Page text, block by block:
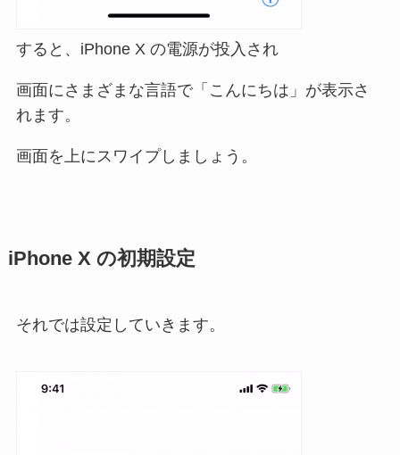
すると、iPhone X の電源が投入され
画面にさまざまな言語で「こんにちは」が表示さ
れます。
画面を上にスワイプしましょう。
iPhone X の初期設定
それでは設定していきます。